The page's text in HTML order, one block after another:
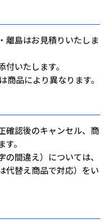
離島はお見積りいたしま
いたします。
品により異なります。
確認後のキャンセル、商
。
間違え）については、
代替え商品で対応）をい